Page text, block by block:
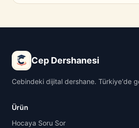
Cep Dershanesi
Cebindeki dijital dershane. Türkiye'de
Ürün
Hocaya Soru Sor